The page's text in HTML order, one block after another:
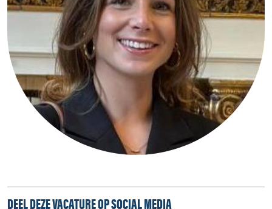
DEEL DEZE VACATURE OP SOCIAL MEDIA